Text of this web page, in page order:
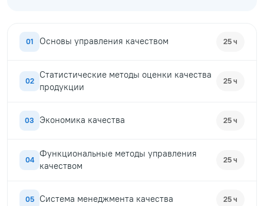
01 Основы управления качеством 25 ч
02
Статистические методы оценки качества
продукции
25 ч
03 Экономика качества 25 ч
04
Функциональные методы управления
качеством
25 ч
05 Система менеджмента качества 25 ч